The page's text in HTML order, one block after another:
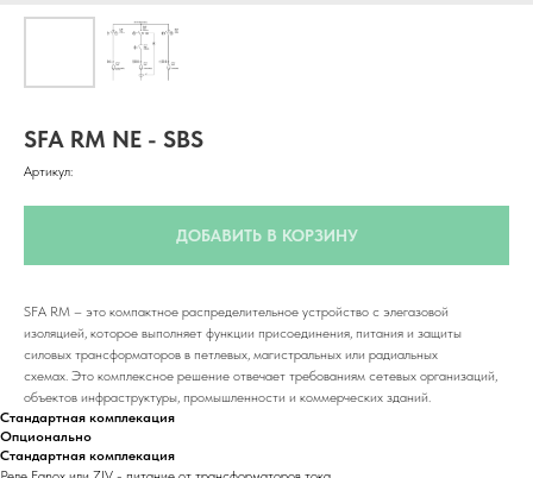
SFA RM NE - SBS
Артикул:
ДОБАВИТЬ В КОРЗИНУ
SFA RM – это компактное распределительное устройство с элегазовой
изоляцией, которое выполняет функции присоединения, питания и защиты
силовых трансформаторов в петлевых, магистральных или радиальных
схемах. Это комплексное решение отвечает требованиям сетевых организаций,
объектов инфраструктуры, промышленности и коммерческих зданий.
Стандартная комплекация
Опционально
Стандартная комплекация